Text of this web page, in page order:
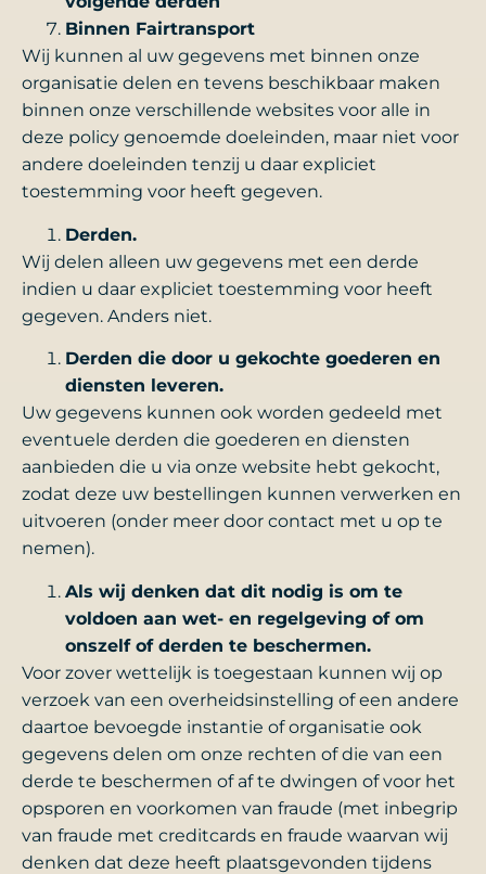
Binnen Fairtransport
Wij kunnen al uw gegevens met binnen onze
organisatie delen en tevens beschikbaar maken
binnen onze verschillende websites voor alle in
deze policy genoemde doeleinden, maar niet voor
andere doeleinden tenzij u daar expliciet
toestemming voor heeft gegeven.
Derden.
Wij delen alleen uw gegevens met een derde
indien u daar expliciet toestemming voor heeft
gegeven. Anders niet.
Derden die door u gekochte goederen en
diensten leveren.
Uw gegevens kunnen ook worden gedeeld met
eventuele derden die goederen en diensten
aanbieden die u via onze website hebt gekocht,
zodat deze uw bestellingen kunnen verwerken en
uitvoeren (onder meer door contact met u op te
nemen).
Als wij denken dat dit nodig is om te
voldoen aan wet- en regelgeving of om
onszelf of derden te beschermen.
Voor zover wettelijk is toegestaan kunnen wij op
verzoek van een overheidsinstelling of een andere
daartoe bevoegde instantie of organisatie ook
gegevens delen om onze rechten of die van een
derde te beschermen of af te dwingen of voor het
opsporen en voorkomen van fraude (met inbegrip
van fraude met creditcards en fraude waarvan wij
denken dat deze heeft plaatsgevonden tijdens